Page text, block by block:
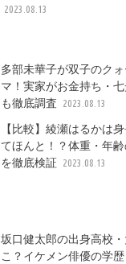
2023.08.13
多部未華子が双子のク
マ！実家がお金持ち・
も徹底調査
2023.08.13
【比較】綾瀬はるかは
てほんと！？体重・年
を徹底検証 2023.08.13
坂口健太郎の出身高校
こ？イケメン俳優の学